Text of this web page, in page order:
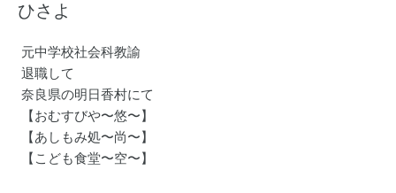
ひさよ
元中学校社会科教諭
退職して
奈良県の明日香村にて
【おむすびや〜悠〜】
【あしもみ処〜尚〜】
【こども食堂〜空〜】